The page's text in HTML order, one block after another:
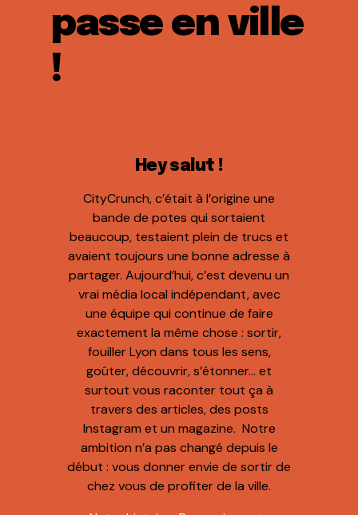
passe en ville
!
Hey salut !
CityCrunch, c’était à l’origine une
bande de potes qui sortaient
beaucoup, testaient plein de trucs et
avaient toujours une bonne adresse à
partager. Aujourd’hui, c’est devenu un
vrai média local indépendant, avec
une équipe qui continue de faire
exactement la même chose : sortir,
fouiller Lyon dans tous les sens,
goûter, découvrir, s’étonner… et
surtout vous raconter tout ça à
travers des articles, des posts
Instagram et un magazine. Notre
ambition n’a pas changé depuis le
début : vous donner envie de sortir de
chez vous de profiter de la ville.